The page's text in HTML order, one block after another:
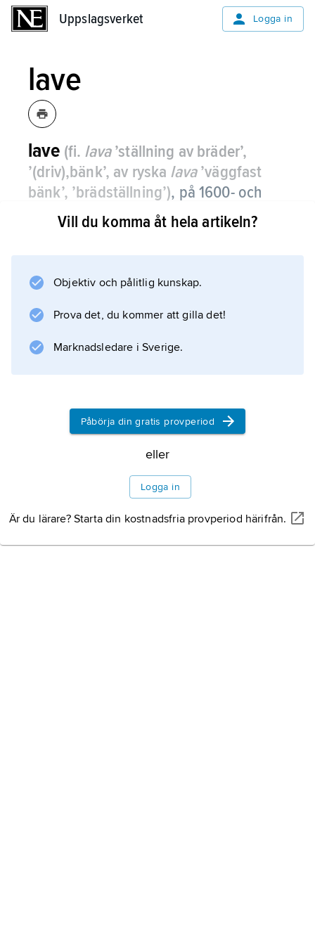
Uppslagsverket Logga in
lave
lave (fi. lava’ställning av bräder’,
’(driv),bänk’, av ryska lava’väggfast
bänk’, ’brädställning’), på 1600- och
1700-talen en tillfällig estrad eller
läktare, t.ex. en komedielave
Vill du komma åt hela artikeln?
Objektiv och pålitlig kunskap.
Prova det, du kommer att gilla det!
Marknadsledare i Sverige.
Påbörja din gratis provperiod
eller
Logga in
Är du lärare? Starta din kostnadsfria provperiod härifrån.